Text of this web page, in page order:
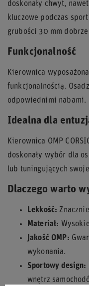
doskonały chwyt,
kluczowe podczas
grubości 30 mm
Funkcjonalność
Kierownica
funkcjonalnością.
odpowiednimi nabami.
Idealna dla
Kierownica OMP
doskonały wybór dla
lub tuningujących
Dlaczego warto
Lekkość:
Materiał:
Jakość OMP:
wykonania.
Sportowy design:
wnętrz